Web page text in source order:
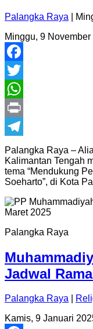
Palangka Raya |
Minggu, 9
Facebook
Twitter
WhatsApp
Print
Telegram
Palangka Raya –
Kalimantan Tengah
tema “Mendukung
Soeharto”, di Kota
Palangka Raya
Jadwal
Palangka Raya
Kamis, 9 Januari